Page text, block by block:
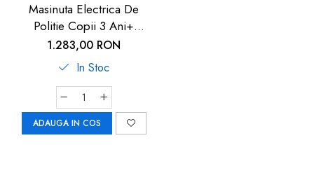
Masinuta Electrica De
Politie Copii 3 Ani+
Chipolino | Carboysafety
1.283,00 RON
In Stoc
ADAUGA IN COS